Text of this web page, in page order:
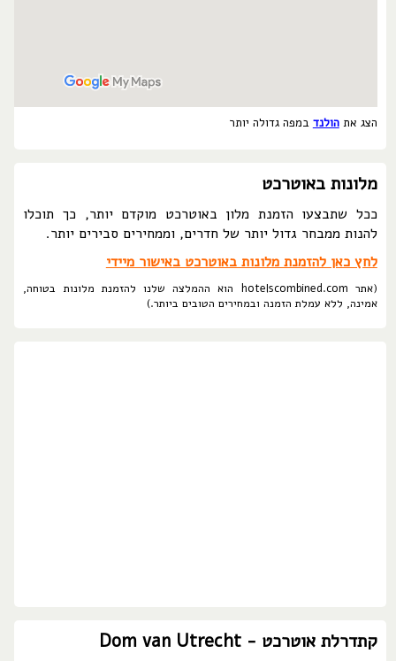
הצג אתהולנד במפה גדולה יותר
מלונות באוטרכט
ככל שתבצעו הזמנת מלון באוטרכט מוקדם יותר, כך תוכלו
להנות ממבחר גדול יותר של חדרים, וממחירים סבירים יותר.
לחץ כאן להזמנת מלונות באוטרכט באישור מיידי
(אתר hotelscombined.com הוא ההמלצה שלנו להזמנת מלונות בטוחה,
אמינה, ללא עמלת הזמנה ובמחירים הטובים ביותר.)
קתדרלת אוטרכט - Dom van Utrecht